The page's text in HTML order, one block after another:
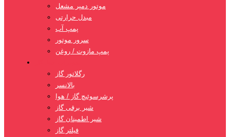
موتور دمپر مشعل
مبدل حرارتی
پمپ آب
سرور موتور
پمپ مازوت / روغن
رگلاتور گاز
بالانسر
پرشرسوئیچ گاز / هوا
شیر برقی گاز
شیر اطمینان گاز
فیلتر گاز